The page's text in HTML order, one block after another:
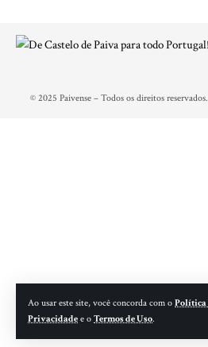
Ao usar este site, você concorda com o Política
Privacidade e o Termos de Uso.
© 2025 Paivense – Todos os direitos